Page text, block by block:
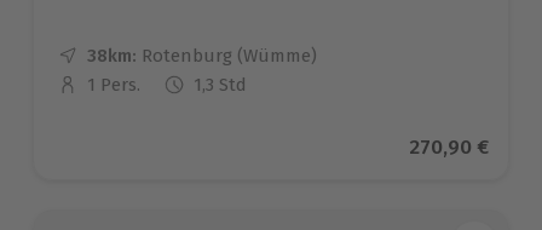
38km: Entfernung
Standort
Rotenburg (Wümme)
Anzahl der Teilnehmer
1 Pers. 1,3 Std
Aktueller
270,90 €